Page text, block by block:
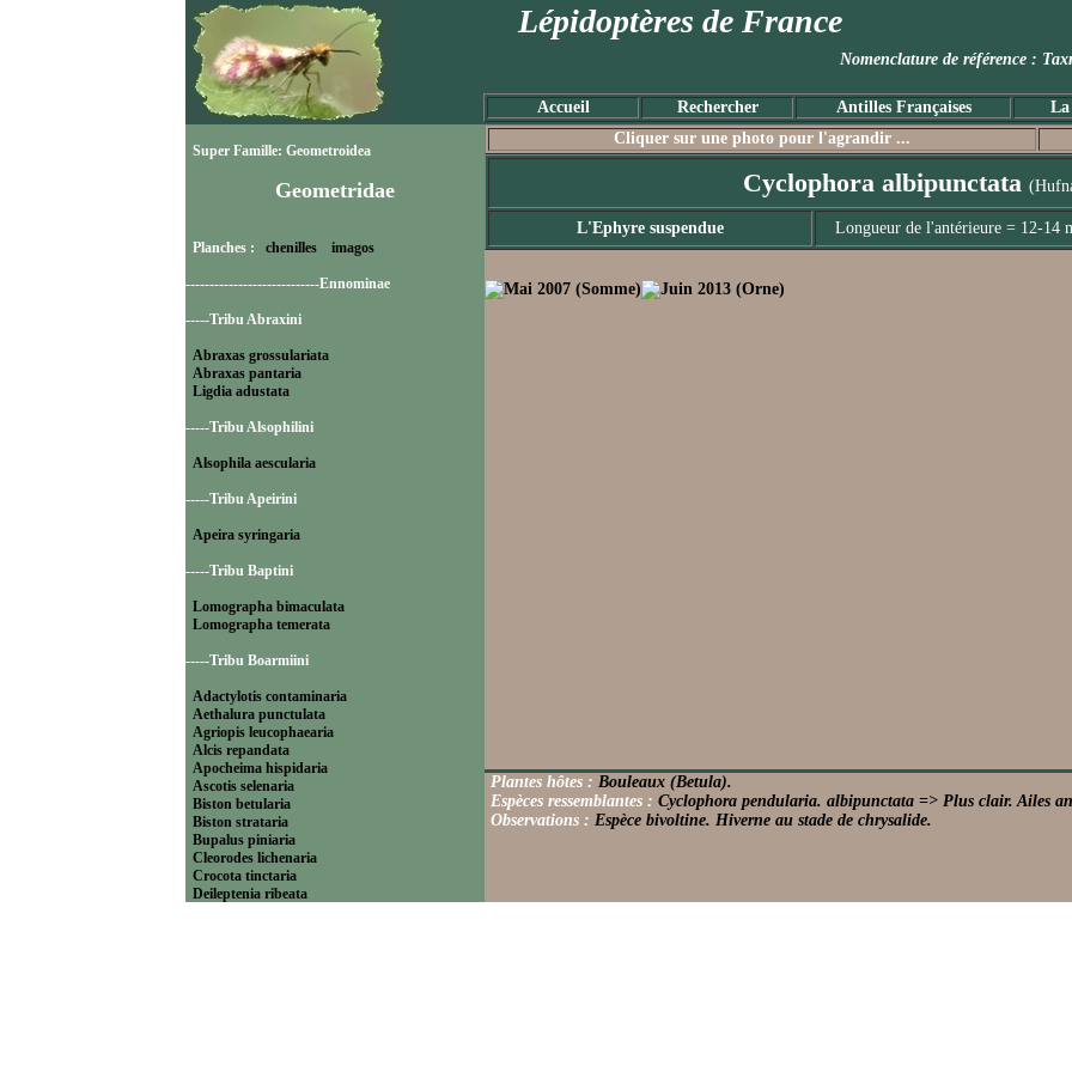
Lépidoptères de France
Nomenclature de référence
Accueil Rechercher Antilles Françaises La
Super Famille: Geometroidea
Geometridae
Planches : chenilles imagos
----------------------------Ennominae
-----Tribu Abraxini
Abraxas grossulariata
Abraxas pantaria
Ligdia adustata
-----Tribu Alsophilini
Alsophila aescularia
-----Tribu Apeirini
Apeira syringaria
-----Tribu Baptini
Lomographa bimaculata
Lomographa temerata
-----Tribu Boarmiini
Adactylotis contaminaria
Aethalura punctulata
Agriopis leucophaearia
Alcis repandata
Apocheima hispidaria
Ascotis selenaria
Biston betularia
Biston strataria
Bupalus piniaria
Cleorodes lichenaria
Crocota tinctaria
Deileptenia ribeata
Cliquer sur une photo pour l'agrandir ...
Cyclophora albipunctata
L'Ephyre suspendue Longueur de l'antérieure = 12-14
Plantes hôtes : Bouleaux (Betula).
Espèces ressemblantes : Cyclophora pendularia. albipunctata => Plus clair. Ailes
Observations : Espèce bivoltine. Hiverne au stade de chrysalide.